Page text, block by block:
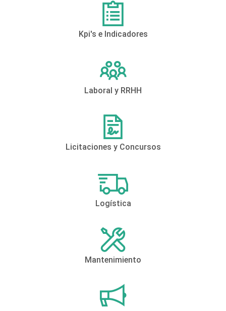
Kpi's e Indicadores
Laboral y RRHH
Licitaciones y Concursos
Logística
Mantenimiento